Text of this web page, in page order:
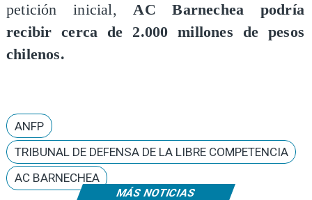
MÁS NOTICIAS
petición inicial, AC Barnechea podría
recibir cerca de 2.000 millones de pesos
chilenos.
ANFP
TRIBUNAL DE DEFENSA DE LA LIBRE COMPETENCIA
AC BARNECHEA